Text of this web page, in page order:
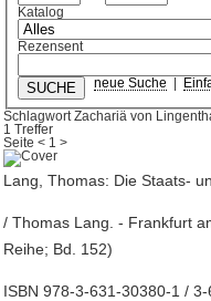
Katalog
Rezensent
neue Suche
Schlagwort Zachariä von
1 Treffer
Seite< 1 >
Lang, Thomas: Die Staats-
/ Thomas Lang. - Frankfurt
Reihe; Bd. 152)
ISBN 978-3-631-30380-1 /